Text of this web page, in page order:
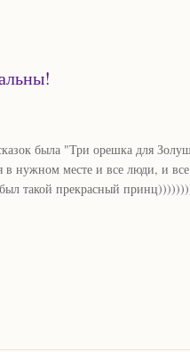
была "Три орешка для
в нужном месте и все люди, и
такой прекрасный